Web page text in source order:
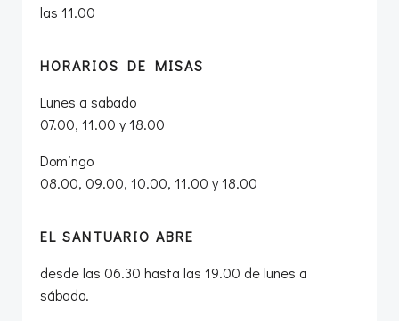
las 11.00
HORARIOS DE MISAS
Lunes a sabado
07.00, 11.00 y 18.00
Domingo
08.00, 09.00, 10.00, 11.00 y 18.00
EL SANTUARIO ABRE
desde las 06.30 hasta las 19.00 de lunes a
sábado.